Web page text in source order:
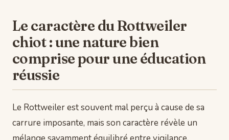
Le caractère du Rottweiler
chiot : une nature bien
comprise pour une éducation
réussie
Le Rottweiler est souvent mal perçu à cause de sa
carrure imposante, mais son caractère révèle un